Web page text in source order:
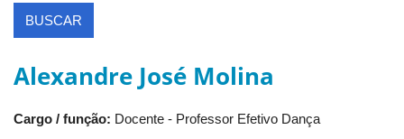
BUSCAR
Alexandre José Molina
Cargo / função: Docente - Professor Efetivo Dança